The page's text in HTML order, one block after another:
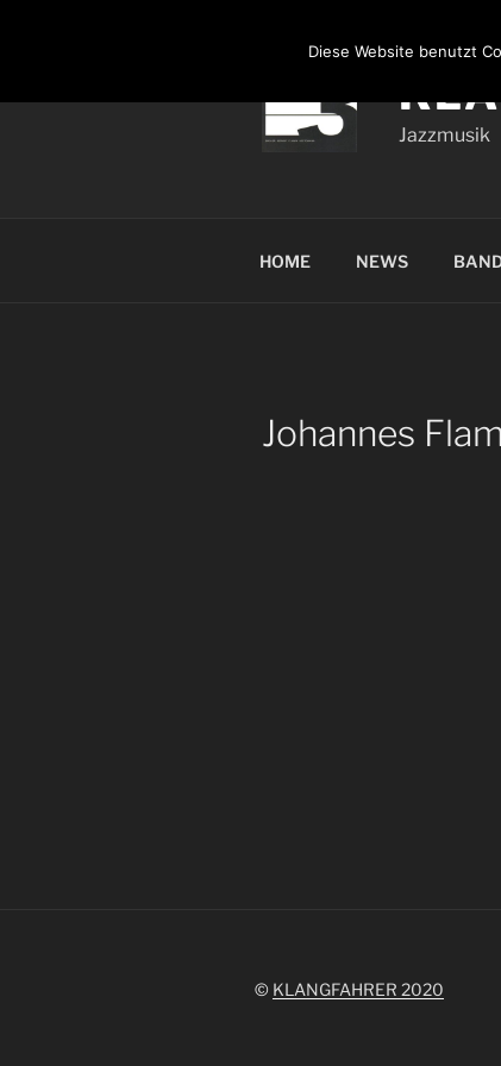
Jazzmusik
HOME NEWS
Johannes
© KLANGFAHRER 2020
Diese Website benutzt